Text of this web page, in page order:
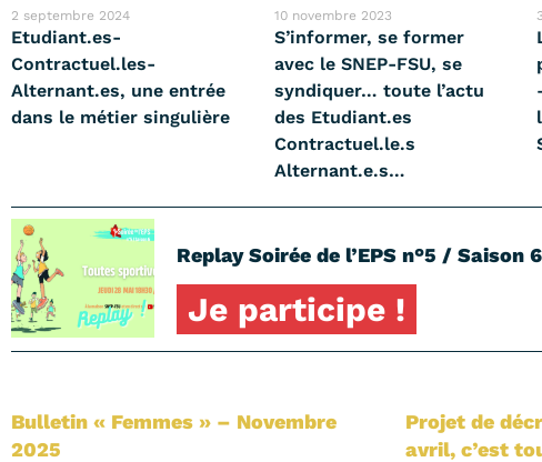
2 septembre 2024
Etudiant.es-
Contractuel.les-
Alternant.es, une entrée
dans le métier singulière
10 novembre 2023
S’informer, se former
avec le SNEP-FSU, se
syndiquer… toute l’actu
des Etudiant.es
Contractuel.le.s
Alternant.e.s…
Replay Soirée de l’EPS n°5 / Saison
Je participe !
Bulletin « Femmes » – Novembre
2025
Projet de
avril, c’est